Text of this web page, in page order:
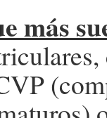
más